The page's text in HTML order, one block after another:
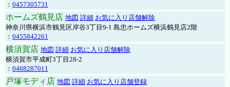
： 0457305731
ホームズ鶴見店 地図 詳細 お気に入り店舗解除
神奈川県横浜市鶴見区岸谷3丁目9-1 島忠ホームズ横浜鶴見店2階
： 0455842261
横須賀店 地図 詳細 お気に入り店舗解除
横須賀市平成町3丁目28-2
： 0468287011
戸塚モディ店 地図 詳細 お気に入り店舗登録